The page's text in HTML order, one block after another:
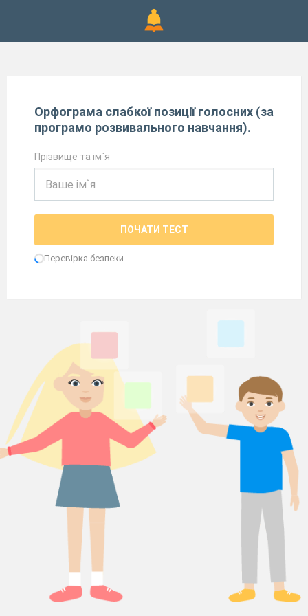
Орфограма слабкої позиції голосних (за
програмо розвивального навчання).
Прізвище та ім`я
ПОЧАТИ ТЕСТ
Перевірка безпеки...